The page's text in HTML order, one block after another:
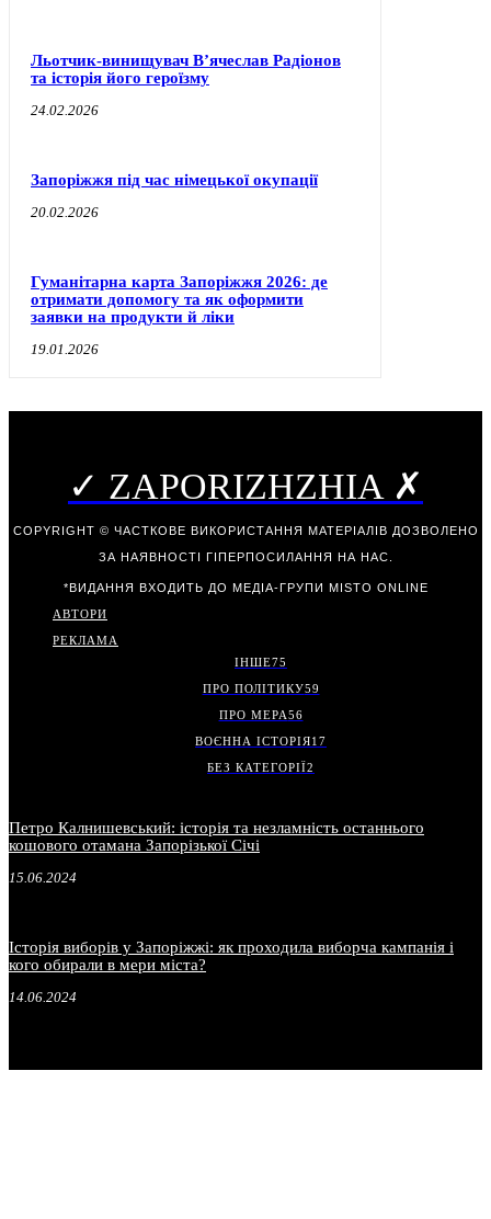
Льотчик-винищувач В’ячеслав Радіонов
та історія його героїзму
24.02.2026
Запоріжжя під час німецької окупації
20.02.2026
Гуманітарна карта Запоріжжя 2026: де
отримати допомогу та як оформити
заявки на продукти й ліки
19.01.2026
✓ ZAPORIZHZHIA ✗
COPYRIGHT © ЧАСТКОВЕ ВИКОРИСТАННЯ МАТЕРІАЛІВ ДОЗВОЛЕНО
ЗА НАЯВНОСТІ ГІПЕРПОСИЛАННЯ НА НАС.
*ВИДАННЯ ВХОДИТЬ ДО МЕДІА-ГРУПИ MISTO ONLINE
АВТОРИ
РЕКЛАМА
ІНШЕ75
ПРО ПОЛІТИКУ59
ПРО МЕРА56
ВОЄННА ІСТОРІЯ17
БЕЗ КАТЕГОРІЇ2
Петро Калнишевський: історія та незламність останнього
кошового отамана Запорізької Січі
15.06.2024
Історія виборів у Запоріжжі: як проходила виборча кампанія і
кого обирали в мери міста?
14.06.2024